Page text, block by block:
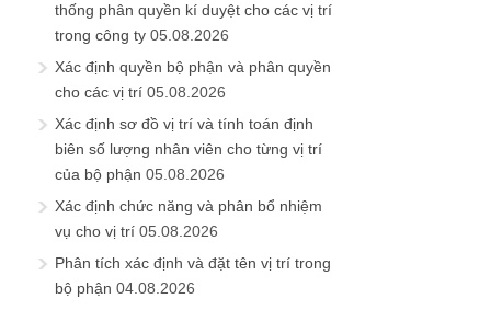
thống phân quyền kí duyệt cho các vị trí
trong công ty 05.08.2026
Xác định quyền bộ phận và phân quyền
cho các vị trí 05.08.2026
Xác định sơ đồ vị trí và tính toán định
biên số lượng nhân viên cho từng vị trí
của bộ phận 05.08.2026
Xác định chức năng và phân bổ nhiệm
vụ cho vị trí 05.08.2026
Phân tích xác định và đặt tên vị trí trong
bộ phận 04.08.2026